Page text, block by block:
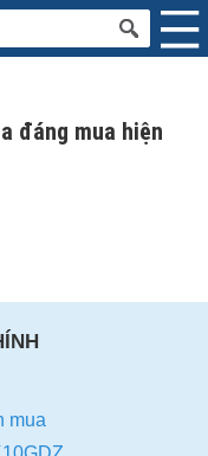
đáng mua hiện
mua